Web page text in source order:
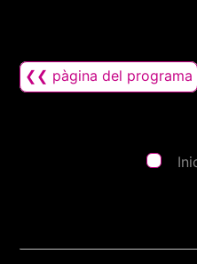
❮❮ pàgina del programa